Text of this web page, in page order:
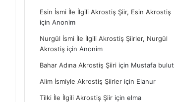
Esin İsmi İle İlgili Akrostiş Şiir, Esin Akrostiş
içinAnonim
Nurgül İsmi İle İlgili Akrostiş Şiirler, Nurgül
Akrostiş içinAnonim
Bahar Adına Akrostiş Şiiri için Mustafa bulut
Alim İsmiyle Akrostiş Şiirler için Elanur
Tilki İle İlgili Akrostiş Şiir içinelma